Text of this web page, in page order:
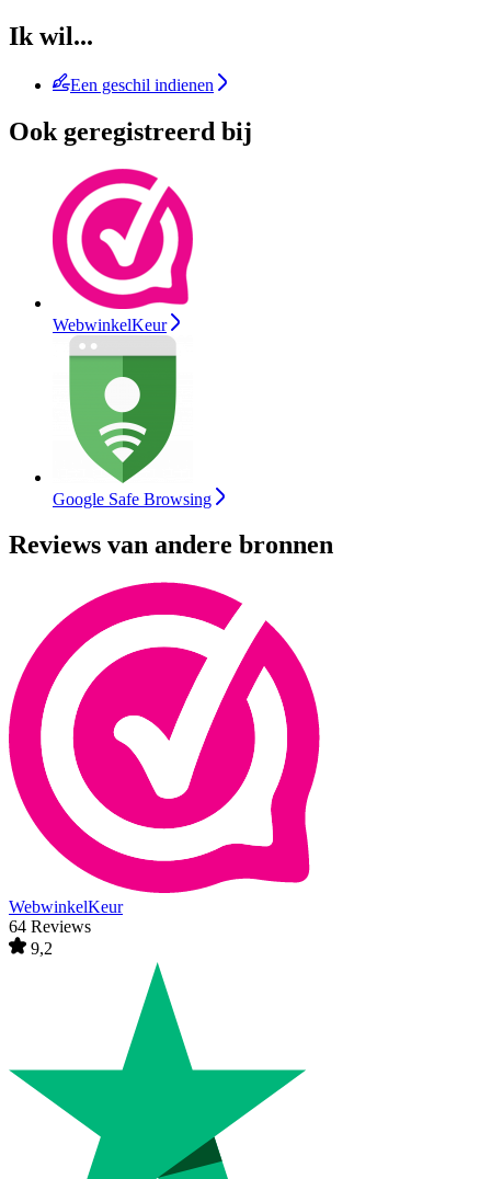
Ik wil...
Een geschil indienen
Ook geregistreerd bij
WebwinkelKeur
Google Safe Browsing
Reviews van andere bronnen
WebwinkelKeur
64 Reviews
9,2